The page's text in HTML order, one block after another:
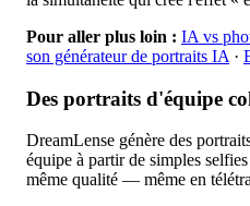
Pour aller plus loin : IA vs
son générateur de portraits IA ·
Des portraits d'équipe
DreamLense génère des
équipe à partir de simples
même qualité — même en